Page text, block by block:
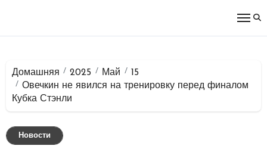
Домашняя 2025 Май
15
Овечкин не явился на тренировку перед финалом
Кубка Стэнли
Новости